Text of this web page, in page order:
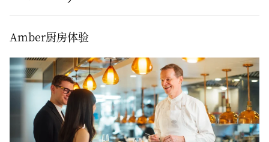
Amber厨房体验